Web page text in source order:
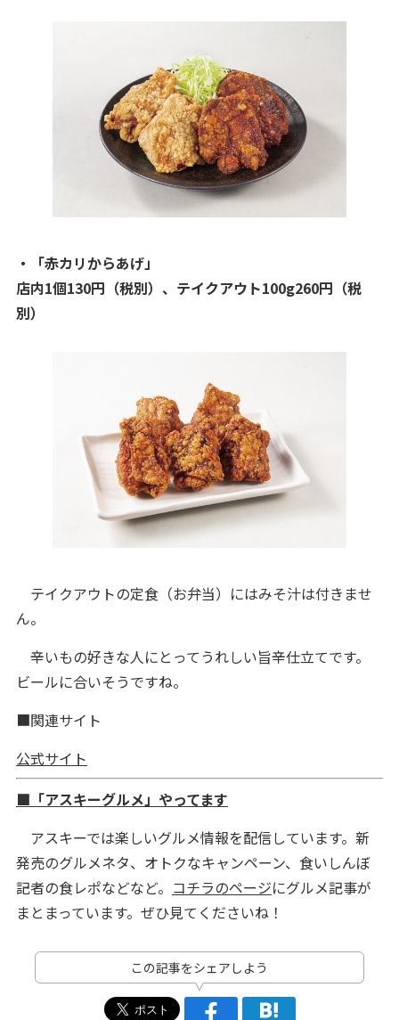
・「赤カリからあげ」
店内1個130円（税別）、テイクアウト100g260円（税
別）
テイクアウトの定食（お弁当）にはみそ汁は付きませ
ん。
辛いもの好きな人にとってうれしい旨辛仕立てです。
ビールに合いそうですね。
■関連サイト
公式サイト
■「アスキーグルメ」やってます
アスキーでは楽しいグルメ情報を配信しています。新
発売のグルメネタ、オトクなキャンペーン、食いしんぼ
記者の食レポなどなど。 コチラのページにグルメ記事が
まとまっています。ぜひ見てくださいね！
この記事をシェアしよう